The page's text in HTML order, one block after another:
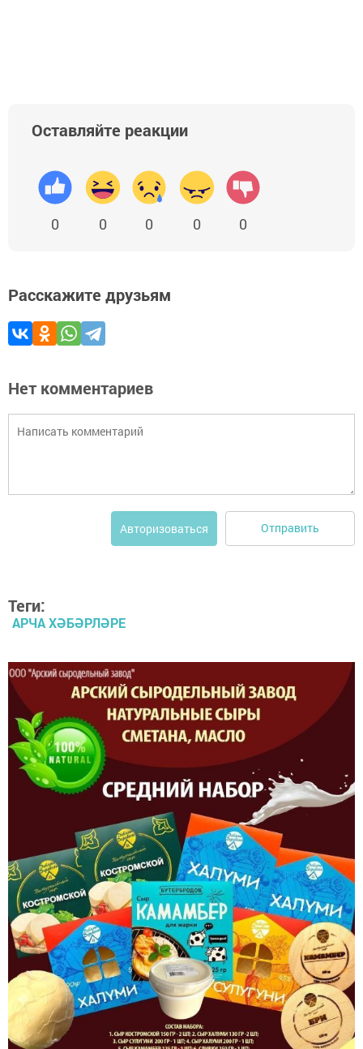
Оставляйте реакции
0 0 0 0 0
Расскажите друзьям
Нет комментариев
Авторизоваться Отправить
Теги:
АРЧА ХӘБӘРЛӘРЕ